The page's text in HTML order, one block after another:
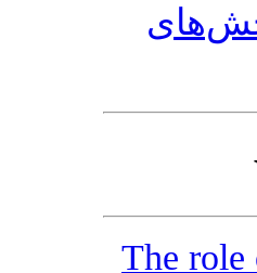
The role